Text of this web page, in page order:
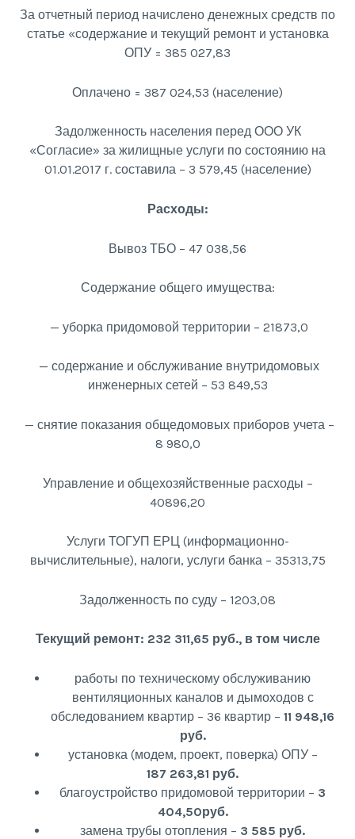
За отчетный период начислено денежных средств по
статье «содержание и текущий ремонт и установка
ОПУ = 385 027,83
Оплачено = 387 024,53 (население)
Задолженность населения перед ООО УК
«Согласие» за жилищные услуги по состоянию на
01.01.2017 г. составила – 3 579,45 (население)
Расходы:
Вывоз ТБО – 47 038,56
Содержание общего имущества:
— уборка придомовой территории – 21873,0
— содержание и обслуживание внутридомовых
инженерных сетей – 53 849,53
— снятие показания общедомовых приборов учета –
8 980,0
Управление и общехозяйственные расходы –
40896,20
Услуги ТОГУП ЕРЦ (информационно-
вычислительные), налоги, услуги банка – 35313,75
Задолженность по суду – 1203,08
Текущий ремонт: 232 311,65 руб., в том числе
работы по техническому обслуживанию
вентиляционных каналов и дымоходов с
обследованием квартир – 36 квартир –11 948,16
руб.
установка (модем, проект, поверка) ОПУ –
187 263,81 руб.
благоустройство придомовой территории – 3
404,50руб.
замена трубы отопления – 3 585 руб.